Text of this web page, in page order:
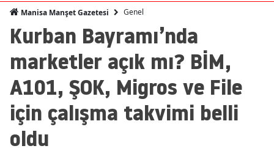
Manisa Manşet Gazetesi Genel
Kurban Bayramı’nda
marketler açık mı? BİM,
A101, ŞOK, Migros ve File
için çalışma takvimi belli
oldu